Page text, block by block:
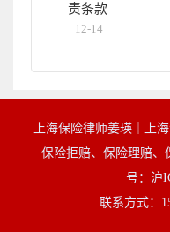
责条款
12-14
上海保险律师姜瑛｜上
保险拒赔、保险理赔
号：沪
联系方式：